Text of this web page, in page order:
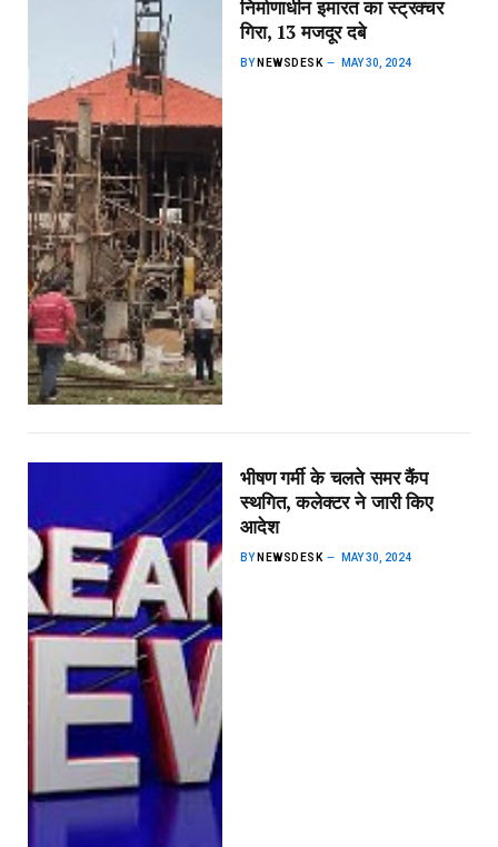
निर्माणाधीन इमारत का स्ट्रक्चर
गिरा, 13 मजदूर दबे
BY NEWSDESK MAY 30, 2024
भीषण गर्मी के चलते समर कैंप
स्थगित, कलेक्टर ने जारी किए
आदेश
BY NEWSDESK MAY 30, 2024